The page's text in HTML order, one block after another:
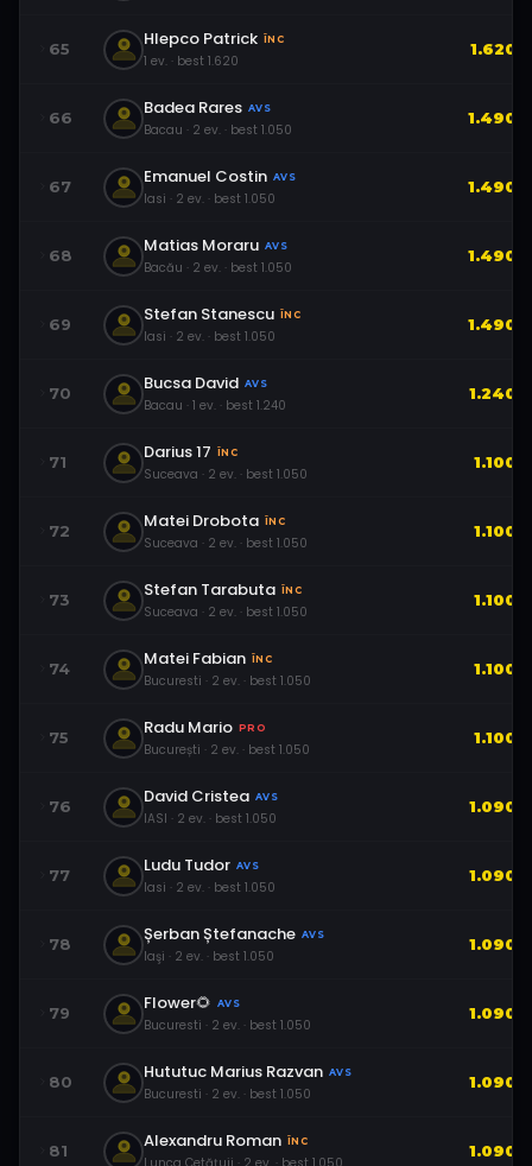
65 Hlepco Patrick ÎNC
1 ev. · best 1.620
1.620
66 Badea Rares AVS
Bacau · 2 ev. · best 1.050
1.490
67 Emanuel Costin AVS
Iasi · 2 ev. · best 1.050
1.490
68 Matias Moraru AVS
Bacău · 2 ev. · best 1.050
1.490
69 Stefan Stanescu ÎNC
Iasi · 2 ev. · best 1.050
1.490
70 Bucsa David AVS
Bacau · 1 ev. · best 1.240
1.240
71 Darius 17 ÎNC
Suceava · 2 ev. · best 1.050
1.100
72 Matei Drobota ÎNC
Suceava · 2 ev. · best 1.050
1.100
73 Stefan Tarabuta ÎNC
Suceava · 2 ev. · best 1.050
1.100
74 Matei Fabian ÎNC
Bucuresti · 2 ev. · best 1.050
1.100
75 Radu Mario PRO
București · 2 ev. · best 1.050
1.100
76 David Cristea AVS
IASI · 2 ev. · best 1.050
1.090
77 Ludu Tudor AVS
Iasi · 2 ev. · best 1.050
1.090
78 Șerban Ștefanache AVS
Iaşi · 2 ev. · best 1.050
1.090
79 Flower🌻 AVS
Bucuresti · 2 ev. · best 1.050
1.090
80 Hututuc Marius Razvan AVS
Bucuresti · 2 ev. · best 1.050
1.090
81 Alexandru Roman ÎNC 1.090